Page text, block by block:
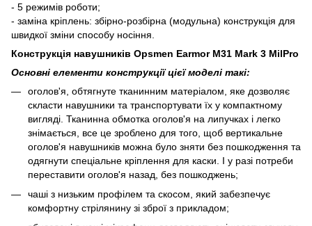
- 5 режимів роботи;
- заміна кріплень: збірно-розбірна (модульна) конструкція для
швидкої зміни способу носіння.
Конструкція навушників Opsmen Earmor M31 Mark 3 MilPro
Основні елементи конструкції цієї моделі такі:
оголов'я, обтягнуте тканинним матеріалом, яке дозволяє
скласти навушники та транспортувати їх у компактному
вигляді. Тканинна обмотка оголов'я на липучках і легко
знімається, все це зроблено для того, щоб вертикальне
оголов'я навушників можна було зняти без пошкодження та
одягнути спеціальне кріплення для каски. І у разі потреби
переставити оголов'я назад, без пошкоджень;
чаші з низьким профілем та скосом, який забезпечує
комфортну стрілянину зі зброї з прикладом;